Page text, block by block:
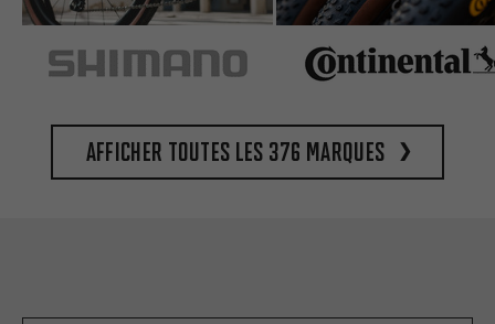
Afficher toutes les 376 marques